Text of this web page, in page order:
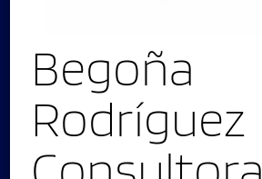
Begoña
Rodríguez